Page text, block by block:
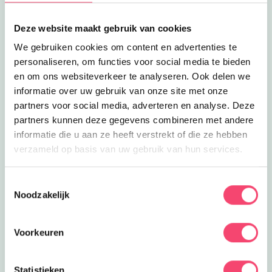
Deze website maakt gebruik van cookies
We gebruiken cookies om content en advertenties te
personaliseren, om functies voor social media te bieden
en om ons websiteverkeer te analyseren. Ook delen we
informatie over uw gebruik van onze site met onze
partners voor social media, adverteren en analyse. Deze
partners kunnen deze gegevens combineren met andere
informatie die u aan ze heeft verstrekt of die ze hebben
verzameld op basis van uw gebruik van hun services.
Noodzakelijk
Voorkeuren
Statistieken
3.3 km
Ga op ontdekking met de toffe
doekaarten van het Natuurkwartier.
Leuk voor thuis/rondom huis!
Lees meer Doekaarten
3.6 km
Feestjes
Happy Feet of Glamour
Bijzondere feestjes bij Happy Hairdays;
Happy Feet met een echte Fish Spa of
een Glamour Arrangement!
Lees meer Happy Feet of Glamour
3.6 km
Eropuit
Waerd in IJsselstein. Of vier hier je
Lees meer Volop zwemplezier!
4 km
Heb jij een bijzondere steen of fossiel
gevonden? Neem hem mee naar de
Sluiten